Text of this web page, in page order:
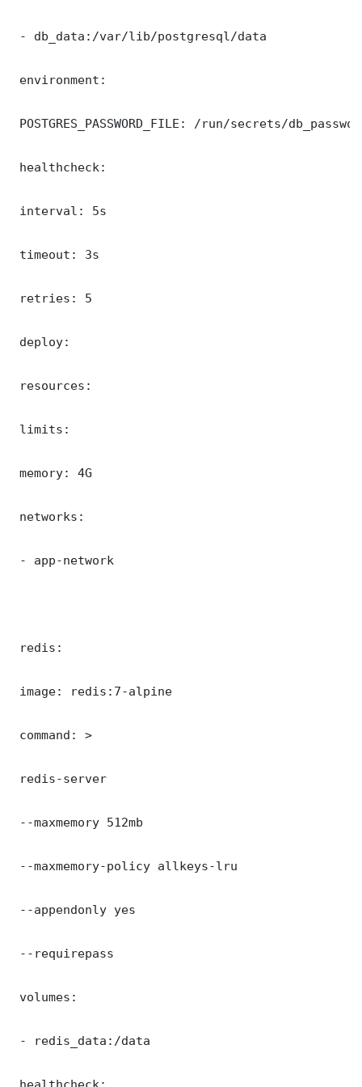
- db_data:/var/lib/postgresql/data
environment:
POSTGRES_PASSWORD_FILE: /run/secrets/
healthcheck:
interval: 5s
timeout: 3s
retries: 5
deploy:
resources:
limits:
memory: 4G
networks:
- app-network
redis:
image: redis:7-alpine
command: >
redis-server
--maxmemory 512mb
--maxmemory-policy allkeys-lru
--appendonly yes
--requirepass
volumes:
- redis_data:/data
healthcheck: